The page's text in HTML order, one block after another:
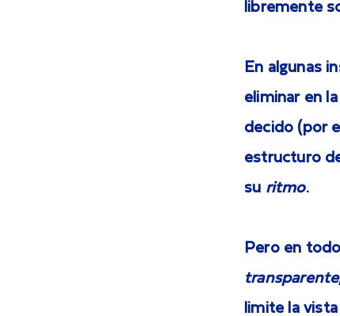
libremente
En algunas
eliminar en
decido (por
estructuro
su ritmo.
Pero en
transparente
limite la